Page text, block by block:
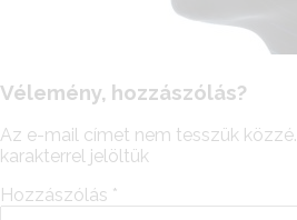
Vélemény, hozzászólás?
Az e-mail címet nem tesszük közzé.
karakterrel jelöltük
Hozzászólás *